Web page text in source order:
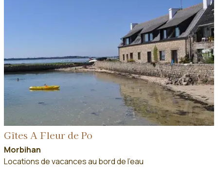
Gîtes A Fleur de Po
Morbihan
Locations de vacances au bord de l'eau